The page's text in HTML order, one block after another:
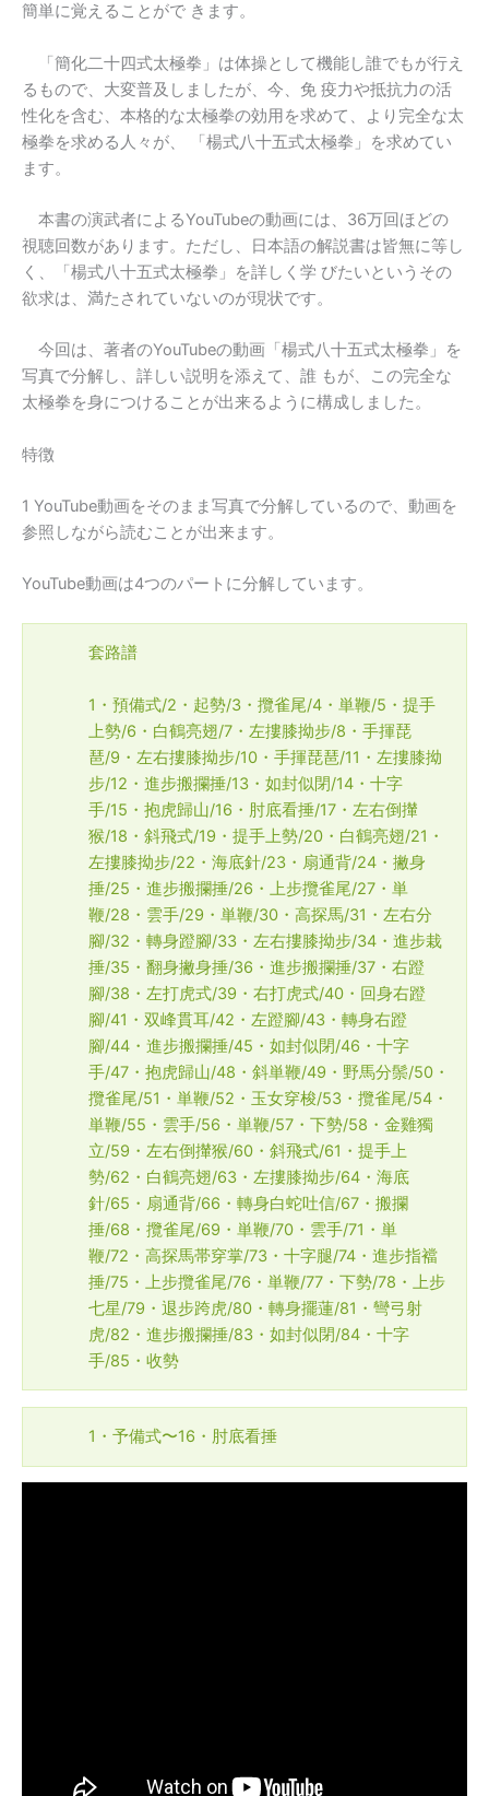
簡単に覚えることがで きます。
「簡化二十四式太極拳」は体操として機能し誰でもが行え
るもので、大変普及しましたが、今、免 疫力や抵抗力の活
性化を含む、本格的な太極拳の効用を求めて、より完全な太
極拳を求める人々が、 「楊式八十五式太極拳」を求めてい
ます。
本書の演武者によるYouTubeの動画には、36万回ほどの
視聴回数があります。ただし、日本語の解説書は皆無に等し
く、「楊式八十五式太極拳」を詳しく学 びたいというその
欲求は、満たされていないのが現状です。
今回は、著者のYouTubeの動画「楊式八十五式太極拳」を
写真で分解し、詳しい説明を添えて、誰 もが、この完全な
太極拳を身につけることが出来るように構成しました。
特徴
1 YouTube動画をそのまま写真で分解しているので、動画を
参照しながら読むことが出来ます。
YouTube動画は4つのパートに分解しています。
套路譜
1・預備式/2・起勢/3・攬雀尾/4・単鞭/5・提手
上勢/6・白鶴亮翅/7・左摟膝拗步/8・手揮琵
琶/9・左右摟膝拗步/10・手揮琵琶/11・左摟膝拗
步/12・進步搬攔捶/13・如封似閉/14・十字
手/15・抱虎歸山/16・肘底看捶/17・左右倒攆
猴/18・斜飛式/19・提手上勢/20・白鶴亮翅/21・
左摟膝拗步/22・海底針/23・扇通背/24・撇身
捶/25・進步搬攔捶/26・上步攬雀尾/27・単
鞭/28・雲手/29・単鞭/30・高探馬/31・左右分
腳/32・轉身蹬腳/33・左右摟膝拗步/34・進步栽
捶/35・翻身撇身捶/36・進步搬攔捶/37・右蹬
腳/38・左打虎式/39・右打虎式/40・回身右蹬
腳/41・双峰貫耳/42・左蹬腳/43・轉身右蹬
腳/44・進步搬攔捶/45・如封似閉/46・十字
手/47・抱虎歸山/48・斜単鞭/49・野馬分鬃/50・
攬雀尾/51・単鞭/52・玉女穿梭/53・攬雀尾/54・
単鞭/55・雲手/56・単鞭/57・下勢/58・金雞獨
立/59・左右倒攆猴/60・斜飛式/61・提手上
勢/62・白鶴亮翅/63・左摟膝拗步/64・海底
針/65・扇通背/66・轉身白蛇吐信/67・搬攔
捶/68・攬雀尾/69・単鞭/70・雲手/71・単
鞭/72・高探馬帯穿掌/73・十字腿/74・進步指襠
捶/75・上步攬雀尾/76・単鞭/77・下勢/78・上步
七星/79・退步跨虎/80・轉身擺蓮/81・彎弓射
虎/82・進步搬攔捶/83・如封似閉/84・十字
手/85・收勢
1・予備式〜16・肘底看捶